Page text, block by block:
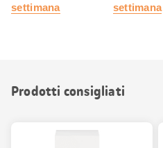
settimana
settimana
Prodotti consigliati